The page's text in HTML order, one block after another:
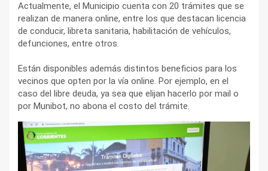
Actualmente, el Municipio cuenta con 20 trámites que se
realizan de manera online, entre los que destacan licencia
de conducir, libreta sanitaria, habilitación de vehículos,
defunciones, entre otros.
Están disponibles además distintos beneficios para los
vecinos que opten por la vía online. Por ejemplo, en el
caso del libre deuda, ya sea que elijan hacerlo por mail o
por Munibot, no abona el costo del trámite.